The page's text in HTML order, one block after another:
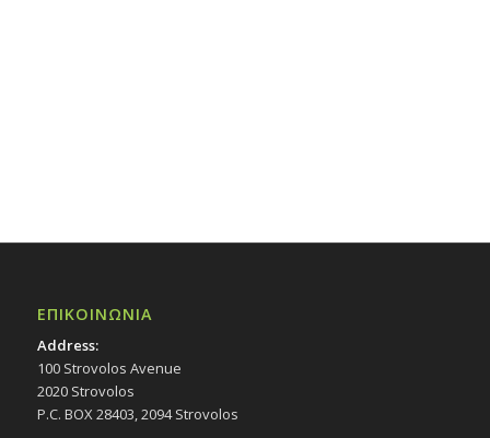
ΕΠΙΚΟΙΝΩΝΙΑ
Address:
100 Strovolos Avenue
2020 Strovolos
P.C. BOX 28403, 2094 Strovolos